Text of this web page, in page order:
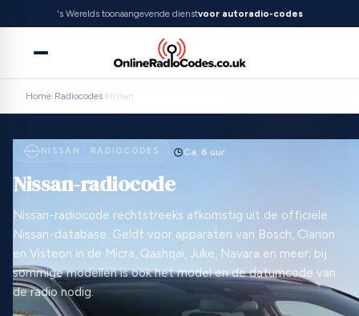
's Werelds toonaangevende dienstvoor autoradio-codes
Home›Radiocodes›Nissan
NISSAN · RADIOCODES Ca. 6 uur
Nissan-radiocode
Nissan-radiocode rechtstreeks afkomstig uit de officiële
Nissan-database. Geldt voor apparaten van Bosch, Clarion
en Visteon in de Micra, Qashqai, Juke, Navara en meer; bij
sommige modellen is ook het model en de datumcode van
de radio nodig.